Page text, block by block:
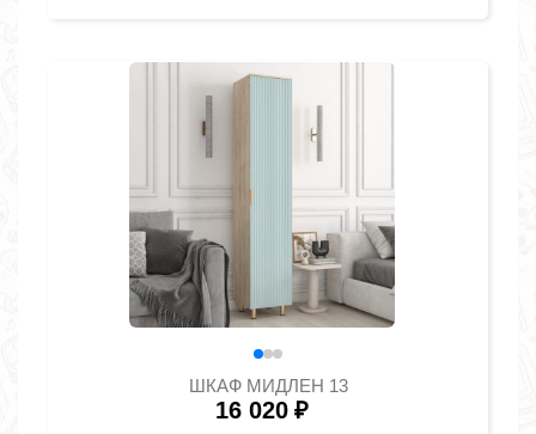
ШКАФ МИДЛЕН 13
16 020 ₽